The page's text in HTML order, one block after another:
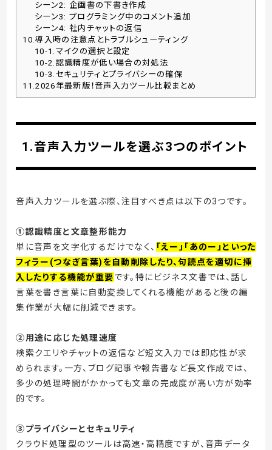
シーン2: 企画書の下書き作成
シーン3: プログラミング中のコメント追加
シーン4: 社内チャットの返信
10.導入時の注意点とトラブルシューティング
10-1.マイクの選択と設定
10-2.認識精度が低い場合の対処法
10-3.セキュリティとプライバシーの確保
11.2026年最新版！音声入力ツール比較まとめ
1.音声入力ツールを選ぶ3つのポイント
音声入力ツールを選ぶ際、注目すべき点は以下の3つです。
①認識精度と文章整形能力
単に音声を文字化するだけでなく、 「えー」「あのー」といった
フィラー(つなぎ言葉)を自動削除したり、句読点を適切に挿
入したりする機能が重要です。特にビジネス文書では、話し
言葉を書き言葉に自動変換してくれる機能があると後の編
集作業が大幅に削減できます。
②用途に応じた処理速度
検索クエリやチャットの返信など短文入力では即応性が求
められます。一方、ブログ記事や報告書など長文作成では、
多少の処理時間がかかっても文章の完成度が高い方が効率
的です。
③プライバシーとセキュリティ
クラウド処理型のツールは高速・高精度ですが、音声データ